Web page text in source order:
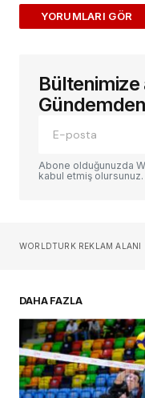
ADD A COMMENT
E-posta adresiniz
alanlar*ile
Yorum
Sizin adınız*
Daha sonraki
adım, e-posta
tarayıcıya
Abone olduğunuzda
kabul etmiş olursunuz.
WORLDTURK REKLAM ALANI
DAHA FAZLA